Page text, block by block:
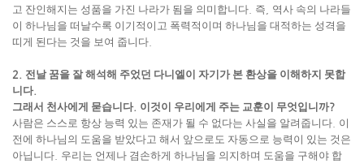
고 잔인해지는 성품을 가진 나라가 됨을 의미합니다 즉
역사 속의 나라들
이 하나님을 떠날수록 이기적이고 폭력적이며 하나님을 대적하는 성격을
띠게 된다는 것을 보여 줍니다
2. 전날 꿈을 잘 해석해 주었던 다니엘이 자기가 본 환상을 이해하지 못합
니다.
그래서 천사에게 묻습니다. 이것이 우리에게 주는 교훈이 무엇입니까?
사람은 스스로 항상 능력 있는 존재가 될 수 없다는 사실을 알려줍니다 이
전에 하나님의 도움을 받았다고 해서 앞으로도 자동으로 능력이 있는 것은
아닙니다 우리는 언제나 겸손하게 하나님을 의지하며 도움을 구해야 합